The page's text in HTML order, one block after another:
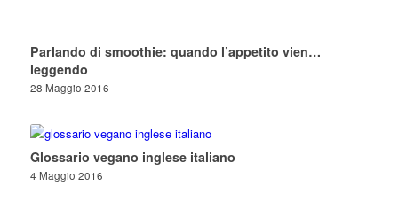
Parlando di smoothie: quando l’appetito vien…
leggendo
28 Maggio 2016
Glossario vegano inglese italiano
4 Maggio 2016